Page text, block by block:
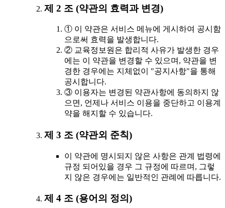
제 2 조 (약관의 효력과 변경)
① 이 약관은 서비스 메뉴에 게시하여 공시함
으로써 효력을 발생합니다.
② 교육정보원은 합리적 사유가 발생한 경우
에는 이 약관을 변경할 수 있으며, 약관을 변
경한 경우에는 지체없이 "공지사항"을 통해
공시합니다.
③ 이용자는 변경된 약관사항에 동의하지 않
으면, 언제나 서비스 이용을 중단하고 이용계
약을 해지할 수 있습니다.
제 3 조 (약관외 준칙)
이 약관에 명시되지 않은 사항은 관계 법령에
규정 되어있을 경우 그 규정에 따르며, 그렇
지 않은 경우에는 일반적인 관례에 따릅니다.
제 4 조 (용어의 정의)